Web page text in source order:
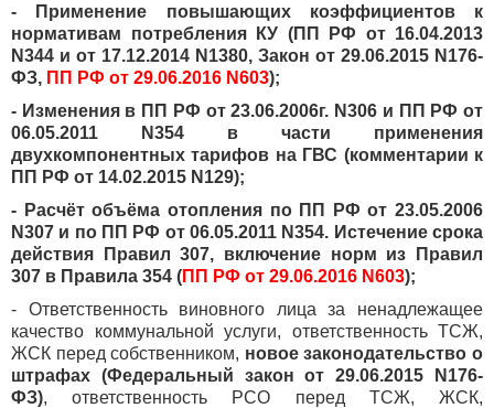
- Применение повышающих коэффициентов к
нормативам потребления КУ (ПП РФ от 16.04.2013
N344 и от 17.12.2014 N1380, Закон от 29.06.2015 N176-
ФЗ, ПП РФ от 29.06.2016 N603);
- Изменения в ПП РФ от 23.06.2006г. N306 и ПП РФ от
06.05.2011 N354 в части применения
двухкомпонентных тарифов на ГВС (комментарии к
ПП РФ от 14.02.2015 N129);
- Расчёт объёма отопления по ПП РФ от 23.05.2006
N307 и по ПП РФ от 06.05.2011 N354. Истечение срока
действия Правил 307, включение норм из Правил
307 в Правила 354 (ПП РФ от 29.06.2016 N603);
- Ответственность виновного лица за ненадлежащее
качество коммунальной услуги, ответственность ТСЖ,
ЖСК перед собственником, новое законодательство о
штрафах (Федеральный закон от 29.06.2015 N176-
ФЗ), ответственность РСО перед ТСЖ, ЖСК,